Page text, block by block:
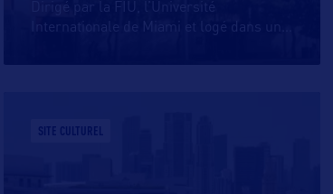
Dirigé par la FIU, l’Université
Internationale de Miami et logé dans un
SITE CULTUREL